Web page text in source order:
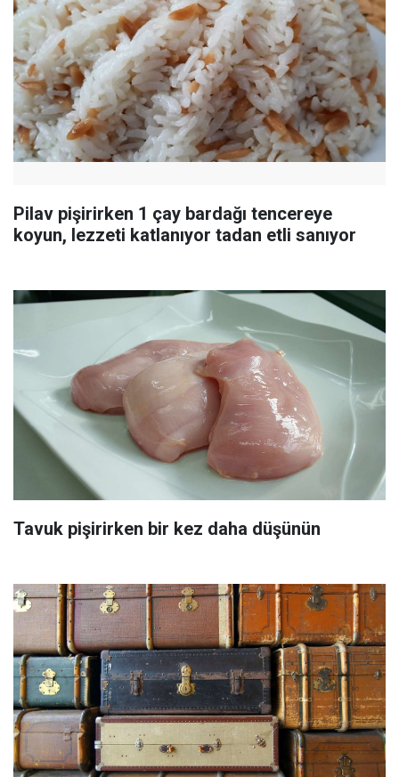
Pilav pişirirken 1 çay bardağı tencereye
koyun, lezzeti katlanıyor tadan etli sanıyor
Tavuk pişirirken bir kez daha düşünün